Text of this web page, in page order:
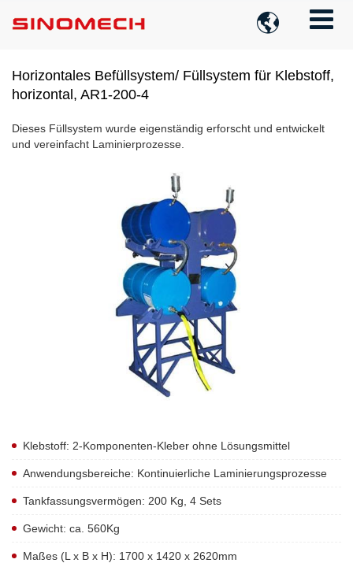

Horizontales Befüllsystem/ Füllsystem für Klebstoff,
horizontal, AR1-200-4
Dieses Füllsystem wurde eigenständig erforscht und entwickelt
und vereinfacht Laminierprozesse.
Klebstoff: 2-Komponenten-Kleber ohne Lösungsmittel
Anwendungsbereiche: Kontinuierliche Laminierungsprozesse
Tankfassungsvermögen: 200 Kg, 4 Sets
Gewicht: ca. 560Kg
Maßes (L x B x H): 1700 x 1420 x 2620mm